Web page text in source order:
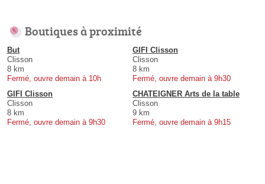
Boutiques à proximité
But
Clisson
8 km
Fermé, ouvre demain à 10h
GIFI Clisson
Clisson
8 km
Fermé, ouvre demain à 9h30
GIFI Clisson
Clisson
8 km
Fermé, ouvre demain à 9h30
CHATEIGNER Arts de la table
Clisson
9 km
Fermé, ouvre demain à 9h15